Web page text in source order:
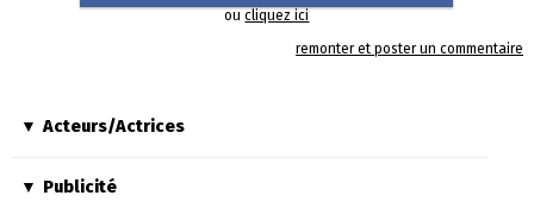
oucliquez ici
remonter et poster un commentaire
Acteurs/Actrices
Publicité